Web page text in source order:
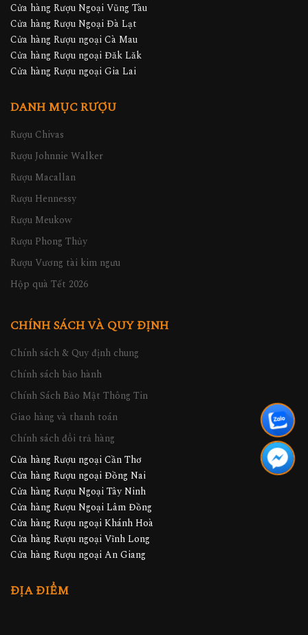
Cửa hàng Rượu Ngoại Vũng Tàu
Cửa hàng Rượu Ngoại Đà Lạt
Cửa hàng Rượu ngoại Cà Mau
Cửa hàng Rượu ngoại Đăk Lăk
Cửa hàng Rượu ngoại Gia Lai
DANH MỤC RƯỢU
Rượu Chivas
Rượu Johnnie Walker
Rượu Macallan
Rượu Hennessy
Rượu Meukow
Rượu Phong Thủy
Rượu Vương tài kim ngưu
Hộp quà Tết 2026
CHÍNH SÁCH VÀ QUY ĐỊNH
Chính sách & Quy định chung
Chính sách bảo hành
Chính Sách Bảo Mật Thông Tin
Giao hàng và thanh toán
Chính sách đổi trả hàng
Cửa hàng Rượu ngoại Cần Thơ
Cửa hàng Rượu ngoại Đồng Nai
Cửa hàng Rượu Ngoại Tây Ninh
Cửa hàng Rượu Ngoại Lâm Đồng
Cửa hàng Rượu ngoại Khánh Hoà
Cửa hàng Rượu ngoại Vĩnh Long
Cửa hàng Rượu ngoại An Giang
ĐỊA ĐIỂM